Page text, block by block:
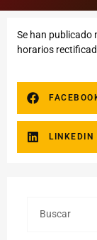
Se han publicado
horarios
LINKEDIN